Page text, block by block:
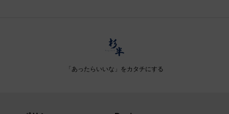
「あったらいいな」をカタチにする